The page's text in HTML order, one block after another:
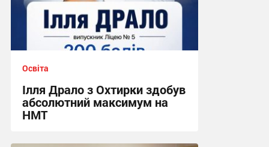
Освіта
Ілля Драло з Охтирки здобув
абсолютний максимум на
НМТ